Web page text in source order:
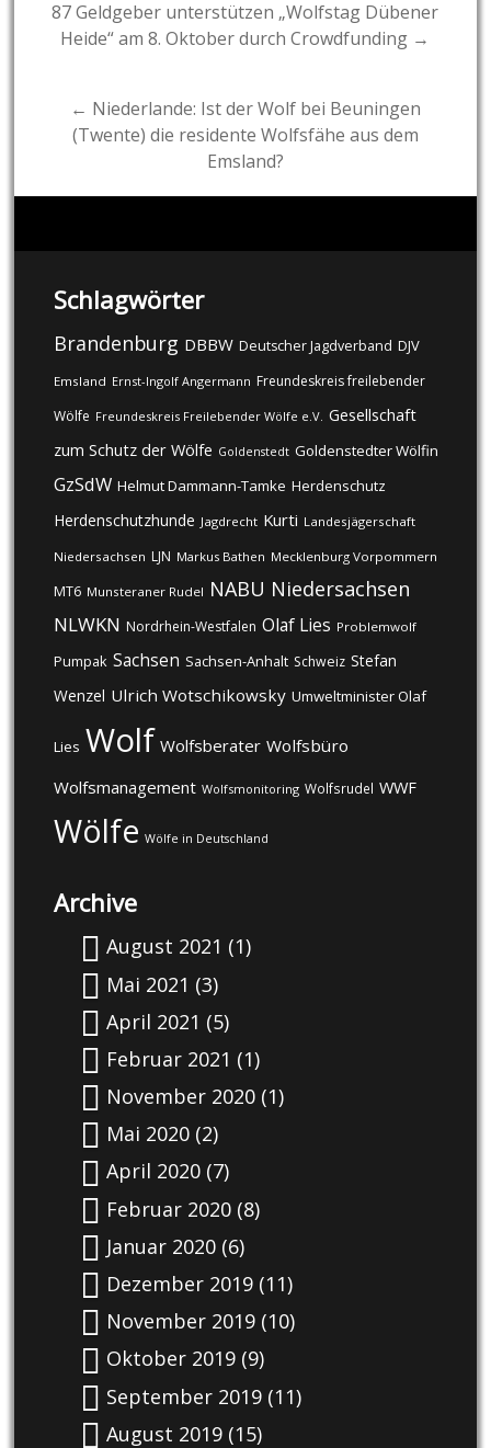
navigation
87 Geldgeber unterstützen „Wolfstag Dübener
Heide“ am 8. Oktober durch Crowdfunding →
← Niederlande: Ist der Wolf bei Beuningen
(Twente) die residente Wolfsfähe aus dem
Emsland?
Schlagwörter
Brandenburg DBBW Deutscher Jagdverband DJV
Emsland Ernst-Ingolf Angermann Freundeskreis freilebender
Wölfe Freundeskreis Freilebender Wölfe e.V. Gesellschaft
zum Schutz der Wölfe Goldenstedt Goldenstedter Wölfin
GzSdW Helmut Dammann-Tamke Herdenschutz
Herdenschutzhunde Jagdrecht Kurti Landesjägerschaft
Niedersachsen LJN Markus Bathen Mecklenburg Vorpommern
MT6 Munsteraner Rudel NABU Niedersachsen
NLWKN Nordrhein-Westfalen Olaf Lies Problemwolf
Pumpak Sachsen Sachsen-Anhalt Schweiz Stefan
Wenzel Ulrich Wotschikowsky Umweltminister Olaf
Lies Wolf Wolfsberater Wolfsbüro
Wolfsmanagement Wolfsmonitoring Wolfsrudel WWF
Wölfe Wölfe in Deutschland
Archive
August 2021 (1)
Mai 2021 (3)
April 2021 (5)
Februar 2021 (1)
November 2020(1)
Mai 2020(2)
April 2020(7)
Februar 2020(8)
Januar 2020(6)
Dezember 2019(11)
November 2019(10)
Oktober 2019(9)
September 2019(11)
August 2019(15)